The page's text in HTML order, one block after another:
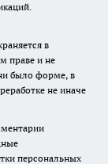
в
праве и не
было форме, в
не иначе
персональных